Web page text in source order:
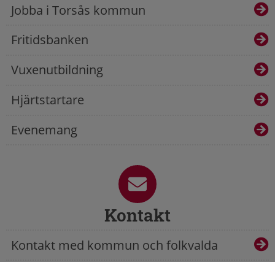
Jobba i Torsås kommun
Fritidsbanken
Vuxenutbildning
Hjärtstartare
Evenemang
Kontakt
Kontakt med kommun och folkvalda